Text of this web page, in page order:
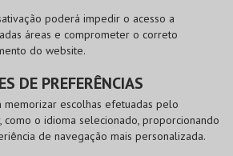
poderá impedir o acesso a
áreas e comprometer o correto
do website.
DE PREFERÊNCIAS
memorizar escolhas efetuadas pelo
como o idioma selecionado, proporcionando
de navegação mais personalizada.